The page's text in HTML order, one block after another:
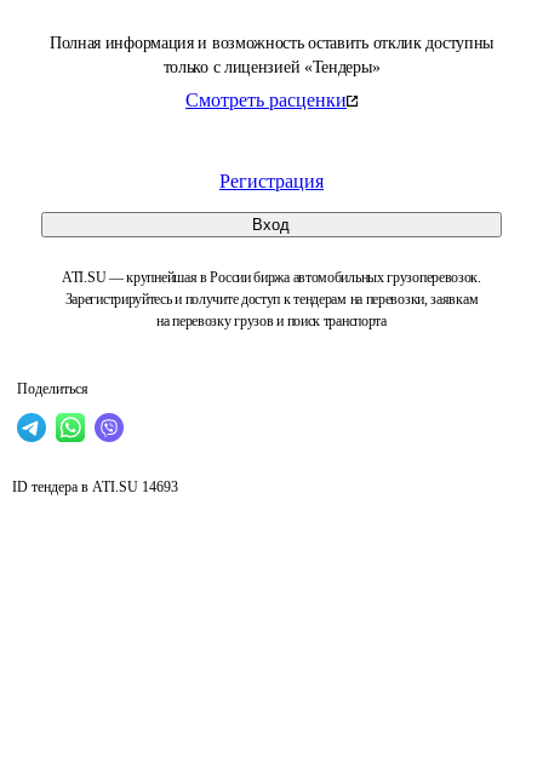
Полная информация и возможность оставить отклик доступны
только с лицензией «Тендеры»
Смотреть расценки
Регистрация
Вход
ATI.SU — крупнейшая в России биржа автомобильных грузоперевозок.
Зарегистрируйтесь и получите доступ к тендерам на перевозки, заявкам
на перевозку грузов и поиск транспорта
Поделиться
ID тендера в ATI.SU 14693